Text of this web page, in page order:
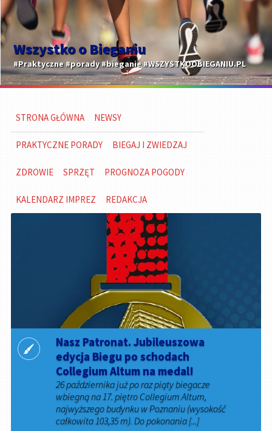
Wszystko o Bieganiu
#Praktyczne #porady #bieganie #WSZYSTKOOBIEGANIU.PL
STRONA GŁÓWNA NEWSY
PRAKTYCZNE PORADY BIEGAJ I ZWIEDZAJ
ZDROWIE SPRZĘT PROGNOZA POGODY
KALENDARZ IMPREZ REDAKCJA
Nasz Patronat. Jubileuszowa
edycja Biegu po schodach
Collegium Altum na medal!
26 października już po raz piąty biegacze
wbiegną na 17. piętro Collegium Altum,
najwyższego budynku w Poznaniu (wysokość
całkowita 103,35 m). Do pokonania [...]